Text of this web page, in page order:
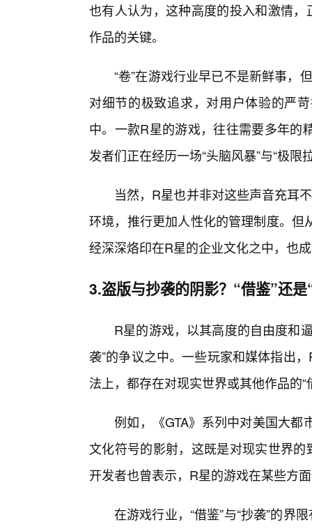
也有人认为，这种高度的投入和激情
作品的关键。
“卷”在游戏行业早已不是新鲜事，
对细节的极致追求，对用户体验的严
中。一款R星的游戏，往往需要多年的
发者们正在经历一场“头脑风暴”与“极限
当然，R星也并非对这些声音充耳
环境，推行更加人性化的管理制度。
经深深烙印在R星的企业文化之中，也
3.盗版与抄袭的阴影？“借鉴”还是
R星的游戏，以其高度的自由度和
袭”的争议之中。一些玩家和媒体指出
法上，都存在对现实世界或其他作品的“
例如，《GTA》系列中对美国大
文化符号的影射，这既是对现实世界
开发者也曾表示，R星的游戏在某些方
在游戏行业，“借鉴”与“抄袭”的界